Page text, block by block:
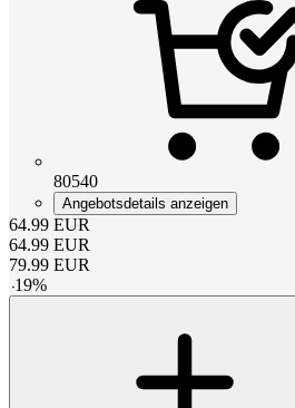
80540
Angebotsdetails anzeigen
64.99 EUR
64.99 EUR
79.99 EUR
-19%